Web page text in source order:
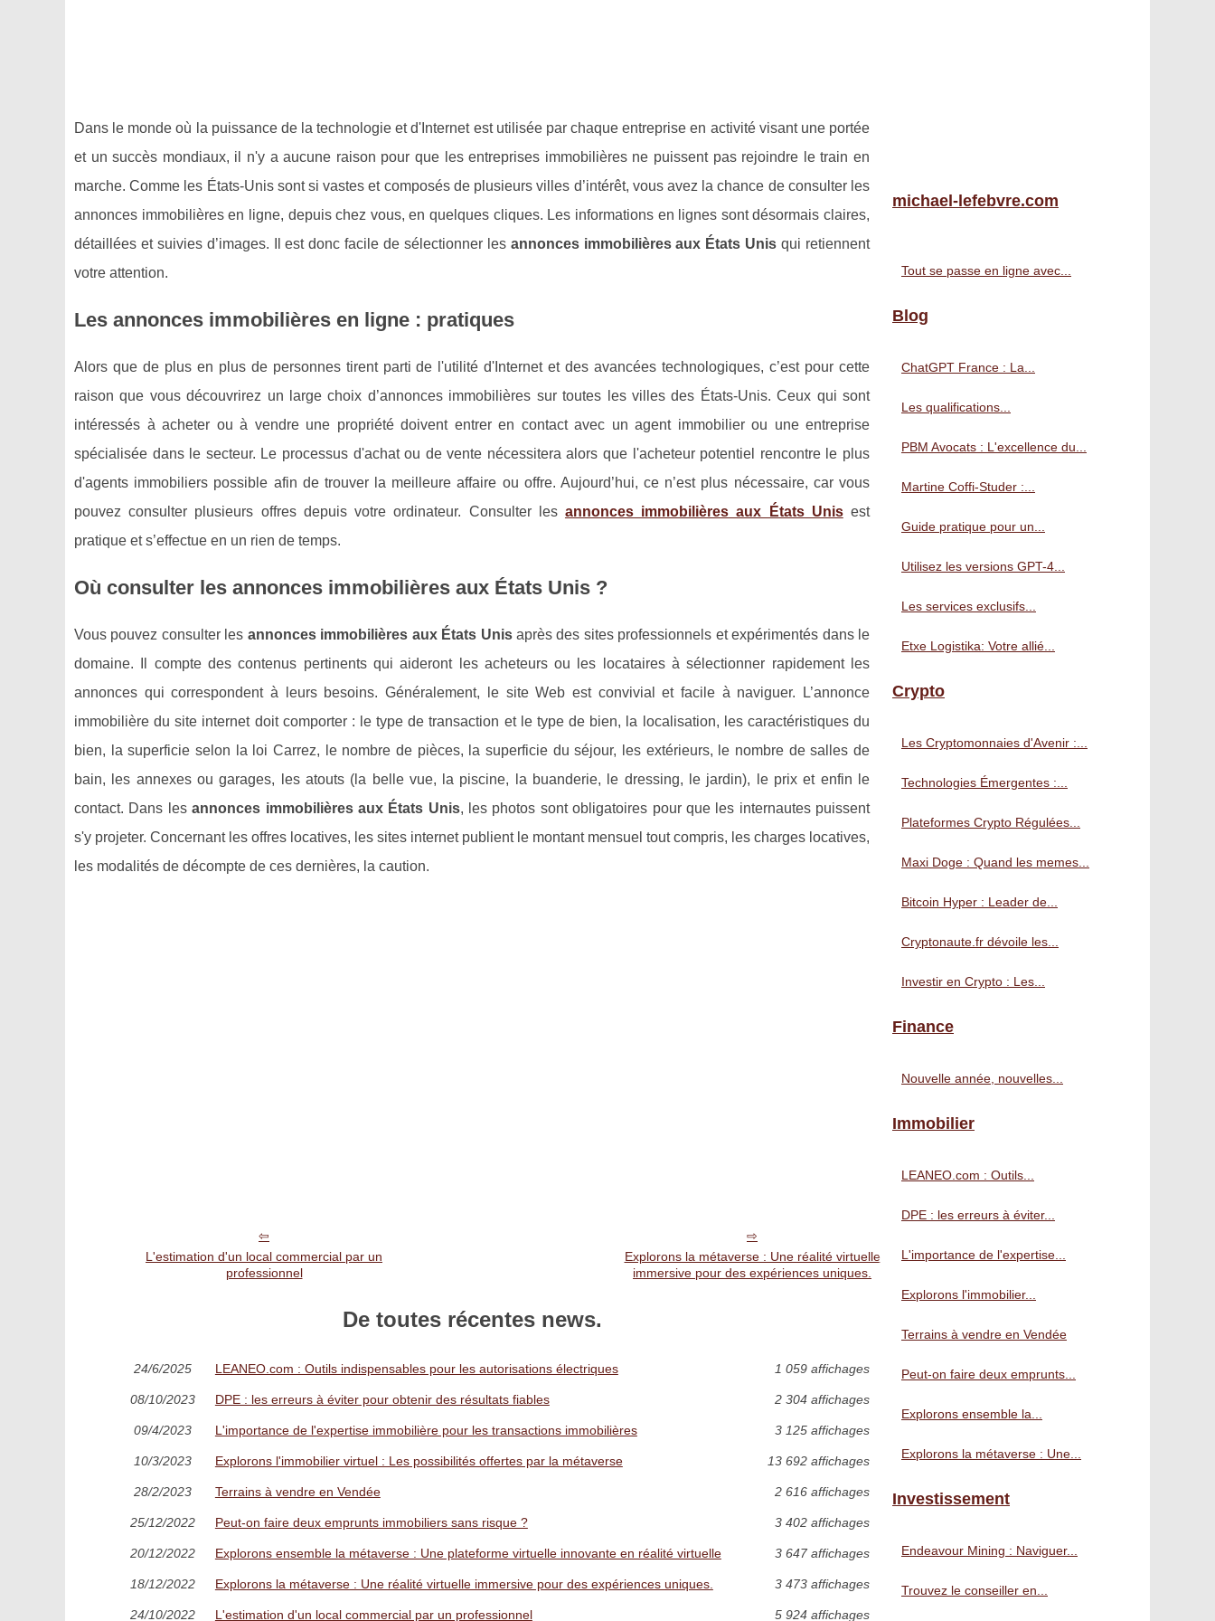
Dans le monde où la puissance de la technologie et d'Internet est utilisée par chaque entreprise en activité visant une portée
et un succès mondiaux, il n'y a aucune raison pour que les entreprises immobilières ne puissent pas rejoindre le train en
marche. Comme les États-Unis sont si vastes et composés de plusieurs villes d’intérêt, vous avez la chance de consulter les
annonces immobilières en ligne, depuis chez vous, en quelques cliques. Les informations en lignes sont désormais claires,
détaillées et suivies d’images. Il est donc facile de sélectionner les annonces immobilières aux États Unis qui retiennent
votre attention.
Les annonces immobilières en ligne : pratiques
Alors que de plus en plus de personnes tirent parti de l'utilité d'Internet et des avancées technologiques, c’est pour cette
raison que vous découvrirez un large choix d’annonces immobilières sur toutes les villes des États-Unis. Ceux qui sont
intéressés à acheter ou à vendre une propriété doivent entrer en contact avec un agent immobilier ou une entreprise
spécialisée dans le secteur. Le processus d'achat ou de vente nécessitera alors que l'acheteur potentiel rencontre le plus
d'agents immobiliers possible afin de trouver la meilleure affaire ou offre. Aujourd’hui, ce n’est plus nécessaire, car vous
pouvez consulter plusieurs offres depuis votre ordinateur. Consulter les annonces immobilières aux États Unisest
pratique et s’effectue en un rien de temps.
Où consulter les annonces immobilières aux États Unis ?
Vous pouvez consulter les annonces immobilières aux États Unisaprès des sites professionnels et expérimentés dans le
domaine. Il compte des contenus pertinents qui aideront les acheteurs ou les locataires à sélectionner rapidement les
annonces qui correspondent à leurs besoins. Généralement, le site Web est convivial et facile à naviguer. L’annonce
immobilière du site internet doit comporter : le type de transaction et le type de bien, la localisation, les caractéristiques du
bien, la superficie selon la loi Carrez, le nombre de pièces, la superficie du séjour, les extérieurs, le nombre de salles de
bain, les annexes ou garages, les atouts (la belle vue, la piscine, la buanderie, le dressing, le jardin), le prix et enfin le
contact. Dans lesannonces immobilières aux États Unis, les photos sont obligatoires pour que les internautes puissent
s'y projeter. Concernant les offres locatives, les sites internet publient le montant mensuel tout compris, les charges locatives,
les modalités de décompte de ces dernières, la caution.
L'estimation d'un local commercial par un
professionnel
Explorons la métaverse : Une réalité virtuelle
immersive pour des expériences uniques.
De toutes récentes news.
24/6/2025 LEANEO.com : Outils indispensables pour les autorisations électriques 1 059 affichages
08/10/2023 DPE : les erreurs à éviter pour obtenir des résultats fiables 2 304 affichages
09/4/2023 L'importance de l'expertise immobilière pour les transactions immobilières 3 125 affichages
10/3/2023 Explorons l'immobilier virtuel : Les possibilités offertes par la métaverse 13 692 affichages
28/2/2023 Terrains à vendre en Vendée 2 616 affichages
25/12/2022 Peut-on faire deux emprunts immobiliers sans risque ? 3 402 affichages
20/12/2022 Explorons ensemble la métaverse : Une plateforme virtuelle innovante en réalité virtuelle 3 647 affichages
18/12/2022 Explorons la métaverse : Une réalité virtuelle immersive pour des expériences uniques. 3 473 affichages
24/10/2022 L'estimation d'un local commercial par un professionnel 5 924 affichages
michael-lefebvre.com
Tout se passe en ligne avec...
Blog
ChatGPT France : La...
Les qualifications...
PBM Avocats : L'excellence du...
Martine Coffi-Studer :...
Guide pratique pour un...
Utilisez les versions GPT-4...
Les services exclusifs...
Etxe Logistika: Votre allié...
Crypto
Les Cryptomonnaies d'Avenir :...
Technologies Émergentes :...
Plateformes Crypto Régulées...
Maxi Doge : Quand les memes...
Bitcoin Hyper : Leader de...
Cryptonaute.fr dévoile les...
Investir en Crypto : Les...
Finance
Nouvelle année, nouvelles...
Immobilier
LEANEO.com : Outils...
DPE : les erreurs à éviter...
L'importance de l'expertise...
Explorons l'immobilier...
Terrains à vendre en Vendée
Peut-on faire deux emprunts...
Explorons ensemble la...
Explorons la métaverse : Une...
Investissement
Endeavour Mining : Naviguer...
Trouvez le conseiller en...